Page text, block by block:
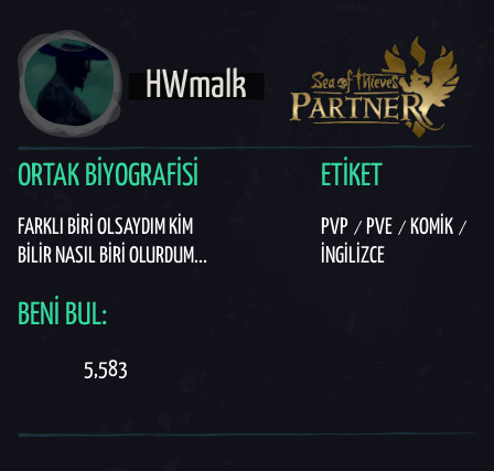
HWmalk
ORTAK BIYOGRAFISI
FARKLI BIRI OLSAYDIM KIM
BILIR NASIL BIRI OLURDUM...
BENI BUL:
5,583
ETIKET
PVP PVE
KOMIK
İNGILIZCE